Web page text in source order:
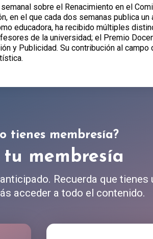
sobre el Renacimiento en el
en el que cada dos semanas publica
educadora, ha recibido múltiples
de la universidad; el Premio
y Publicidad. Su contribución al
tienes membresía?
membresía
Recuerda que tienes
acceder a todo el contenido.